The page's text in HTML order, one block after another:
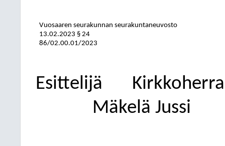
Vuosaaren seurakunnan seurakuntaneuvosto
13.02.2023 § 24
86/02.00.01/2023
Esittelijä
Mäkelä Jussi